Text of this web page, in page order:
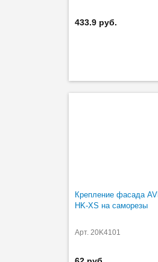
433.9 руб.
Крепление фасада
HK-XS на саморезы
Арт. 20K4101